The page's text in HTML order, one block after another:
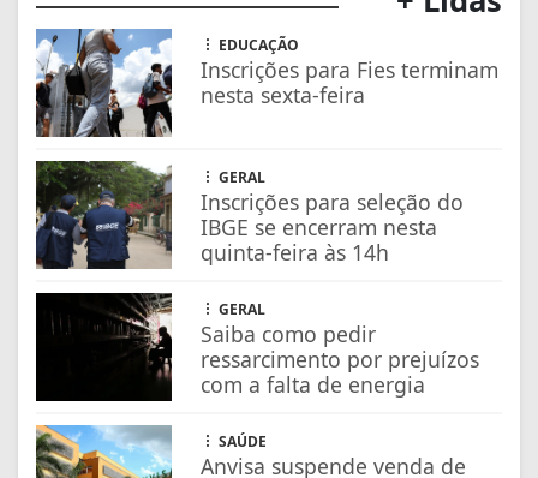
Saiba como pedir
ressarcimento por prejuízos
com a falta de energia
Anvisa suspende venda de
energético Mister Hemp
ANP cria app para motorista
conferir qualidade de posto
de combustível
EDUCAÇÃO
Prouni: prazo para